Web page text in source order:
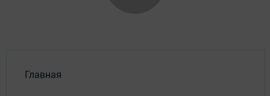
Главная